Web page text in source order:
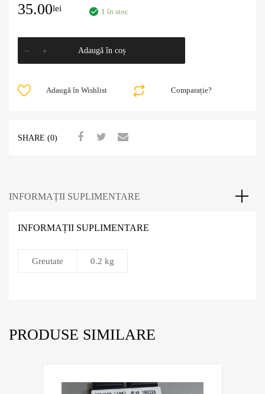
35.00lei 1 în stoc
Adaugă în coș
Comparație?
Adaugă în Wishlist
SHARE (0)
INFORMAȚII SUPLIMENTARE
INFORMAȚII SUPLIMENTARE
Greutate 0.2 kg
PRODUSE SIMILARE